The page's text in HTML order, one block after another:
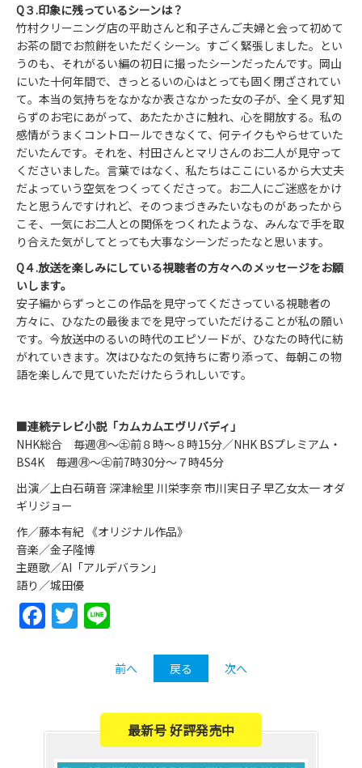
Q３.印象に残っているシーンは？
竹村クリーニング店の平助さんと和子さんご夫婦と会って初めて
お茶の間でお煎餅をいただくシーン。すごく緊張しました。とい
うのも、それがるい編の初日に撮ったシーンだったんです。岡山
にいた十何年間で、きっとるいの心はとっても固く閉ざされてい
て。本当の気持ちをなかなか表さなかった女の子が、全く見ず知
らずのお宅にあがって、あたたかさに触れ、心を開放する。私の
感情がうまくコントロールできなくて、何テイクもやらせていた
だいたんです。それを、村田さんとマリさんのお二人が見守って
くださいました。言葉ではなく、私たちはここにいるから大丈夫
だよっていう空気をつくってくださって。お二人にご迷惑をかけ
たと思うんですけれど、そのつまづきみたいなものがあったから
こそ、一気にお二人との関係をつくれたような、みんなで手を取
り合えた気がしてとっても大事なシーンだったなと思います。
Q４.放送を楽しみにしている視聴者の方々へのメッセージをお願
いします。
安子編からずっとこの作品を見守ってくださっている視聴者の
方々に、ひなたの最後までを見守っていただけることが私の願い
です。今放送中のるいの時代のエピソードが、ひなたの時代に紡
がれていきます。次はひなたの気持ちに寄り添って、毎朝この物
語を楽しんで見ていただけたらうれしいです。
■連続テレビ小説「カムカムエヴリバディ」
NHK総合 毎週㊊～㊏前８時～８時15分／NHK BSプレミアム・
BS4K 毎週㊊～㊏前7時30分～７時45分
出演／上白石萌音 深津絵里 川栄李奈 市川実日子 早乙女太一 オダ
ギリジョー
作／藤本有紀 《オリジナル作品》
音楽／金子隆博
主題歌／AI「アルデバラン」
語り／城田優
Facebook
Twitter
前へ 戻る 次へ
最新号 好評発売中